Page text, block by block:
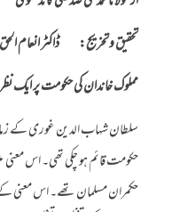
تحقیق وتخریج: ڈاکٹر انعام
مملوک خاندان کی حکومت پر ایک
سلطان شہاب الدین غوری کے
حکومت قائم ہو چکی تھی۔ اس معنی
حکمران مسلمان تھے۔ اس معنی کے